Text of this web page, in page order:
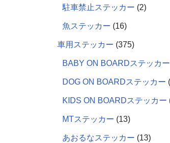
駐車禁止ステッカー 2
魚ステッカー 16
車用ステッカー 375
BABY ON BOARDステッカー
DOG ON BOARDステッカー
KIDS ON BOARDステッカー
MTステッカー 13
あおるなステッカー 13